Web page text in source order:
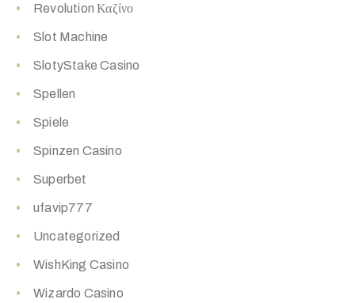
Revolution Καζίνο
Slot Machine
SlotyStake Casino
Spellen
Spiele
Spinzen Casino
Superbet
ufavip777
Uncategorized
WishKing Casino
Wizardo Casino